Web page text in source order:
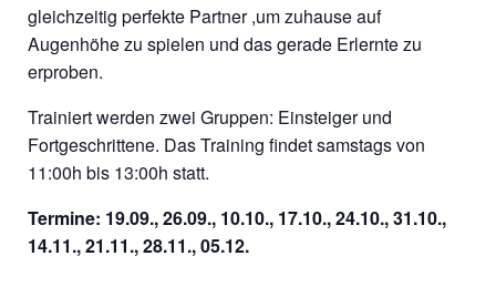
gleichzeitig perfekte Partner ,um zuhause auf
Augenhöhe zu spielen und das gerade Erlernte zu
erproben.
Trainiert werden zwei Gruppen: Einsteiger und
Fortgeschrittene. Das Training findet samstags von
11:00h bis 13:00h statt.
Termine: 19.09., 26.09., 10.10., 17.10., 24.10., 31.10.,
14.11., 21.11., 28.11., 05.12.